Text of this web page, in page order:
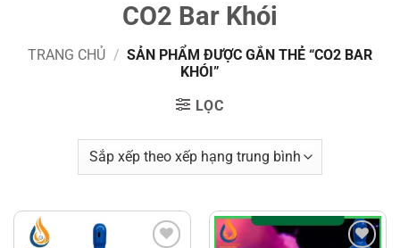
CO2 Bar Khói
TRANG CHỦ / SẢN PHẨM ĐƯỢC GẮN THẺ “CO2 BAR
KHÓI”
LỌC